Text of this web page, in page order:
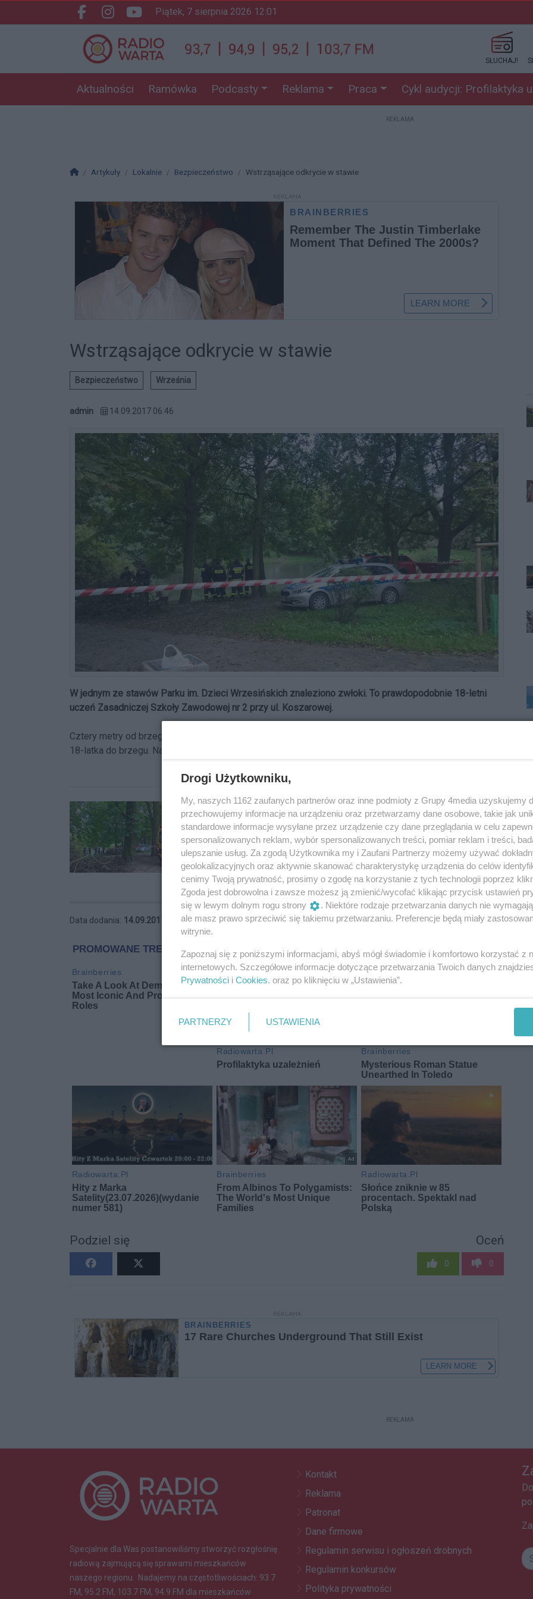
Facebook.com
Instagram.com
Youtube.com
piątek, 7 sierpnia 2026 12:01
SŁUCHAJ!
Aktualności Ramówka Podcasty Reklama Praca Cykl audycji: Profilaktyka
REKLAMA
Strona główna
Artykuły Lokalnie Bezpieczeństwo Wstrząsające odkrycie w stawie
REKLAMA
Wstrząsające odkrycie w stawie
Bezpieczeństwo Września
admin 14.09.2017 06:46
W jednym ze stawów Parku im. Dzieci Wrzesińskich znaleziono zwłoki. To prawdopodobnie 18-letni
uczeń Zasadniczej Szkoły Zawodowej nr 2 przy ul. Koszarowej.
Cztery metry od brzegu znaleźli go dwaj koledzy. Jeden z nich wskoczył do wody na ratunek i dociągnął
18-latka do brzegu. Na miejscu są policja, straż, pogotowie i prokurator. Ustalają okoliczności zdarzenia.
Data dodania: 14.09.2017 06:46
Podziel się Oceń
0 0
REKLAMA
REKLAMA
Specjalnie dla Was postanowiliśmy stworzyć rozgłośnię
radiową zajmującą się sprawami mieszkańców
naszego regionu.
Nadajemy na częstotliwościach: 93.7
FM, 95.2 FM, 103.7 FM, 94.9 FM dla mieszkańców
Kontakt
Reklama
Patronat
Dane firmowe
Regulamin serwisu i ogłoszeń drobnych
Regulamin konkursów
Polityka prywatności
Drogi Użytkowniku,
My, naszych 1162 zaufanych partnerów oraz inne podmioty z Grupy 4media uzyskujemy
przechowujemy informacje na urządzeniu oraz przetwarzamy dane osobowe, takie jak
standardowe informacje wysyłane przez urządzenie czy dane przeglądania w celu
spersonalizowanych reklam, wybór spersonalizowanych treści, pomiar reklam i treści,
ulepszanie usług. Za zgodą Użytkownika my i Zaufani Partnerzy możemy używać
geolokalizacyjnych oraz aktywnie skanować charakterystykę urządzenia do celów
cenimy Twoją prywatność, prosimy o zgodę na korzystanie z tych technologii poprzez
Zgoda jest dobrowolna i zawsze możesz ją zmienić/wycofać klikając przycisk ustawień
się w lewym dolnym rogu strony
. Niektóre rodzaje przetwarzania danych nie
ale masz prawo sprzeciwić się takiemu przetwarzaniu. Preferencje będą miały
witrynie.
Zapoznaj się z poniższymi informacjami, abyś mógł świadomie i komfortowo korzystać z
internetowych. Szczegółowe informacje dotyczące przetwarzania Twoich danych
Prywatności i Cookies. oraz po kliknięciu w „Ustawienia”.
PARTNERZY USTAWIENIA